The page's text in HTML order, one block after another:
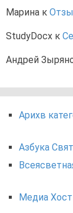
Марина к
StudyDocx к
Андрей
Арихв
Азбука
Медиа